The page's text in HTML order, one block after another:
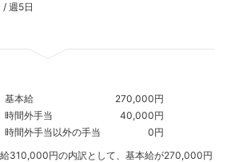
/ 週5日
基本給
270,000円
時間外手当
40,000円
時間外手当以外の手当
0円
給310,000円の内訳として、基本給が270,000円